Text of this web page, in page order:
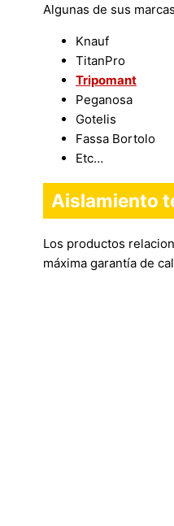
Algunas de sus
Knauf
TitanPro
Tripomant
Peganosa
Gotelis
Fassa Bortolo
Etc…
Aislamiento
Los productos
máxima garantía de